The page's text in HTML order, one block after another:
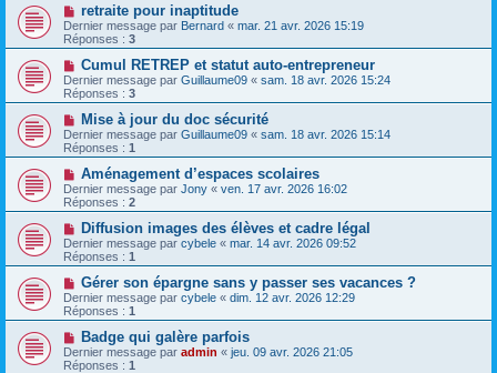
retraite pour inaptitude
Dernier message par Bernard « mar. 21 avr. 2026 15:19
Réponses : 3
Cumul RETREP et statut auto-entrepreneur
Dernier message par Guillaume09 « sam. 18 avr. 2026 15:24
Réponses : 3
Mise à jour du doc sécurité
Dernier message par Guillaume09 « sam. 18 avr. 2026 15:14
Réponses : 1
Aménagement d’espaces scolaires
Dernier message par Jony « ven. 17 avr. 2026 16:02
Réponses : 2
Diffusion images des élèves et cadre légal
Dernier message par cybele « mar. 14 avr. 2026 09:52
Réponses : 1
Gérer son épargne sans y passer ses vacances ?
Dernier message par cybele « dim. 12 avr. 2026 12:29
Réponses : 1
Badge qui galère parfois
Dernier message par admin « jeu. 09 avr. 2026 21:05
Réponses : 1